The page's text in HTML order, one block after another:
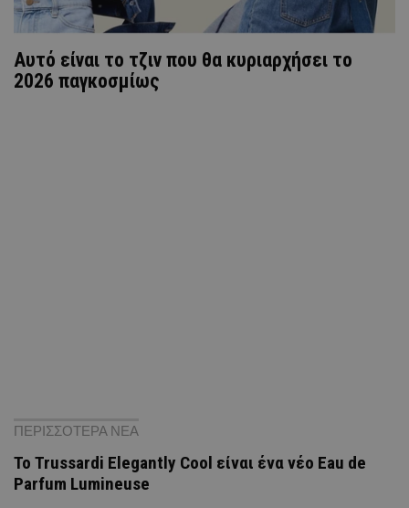
Αυτό είναι το τζιν που θα κυριαρχήσει το
2026 παγκοσμίως
ΠΕΡΙΣΣΟΤΕΡΑ ΝΕΑ
Το Trussardi Elegantly Cool είναι ένα νέο Eau de
Parfum Lumineuse